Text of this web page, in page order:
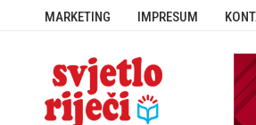
MARKETING IMPRESUM